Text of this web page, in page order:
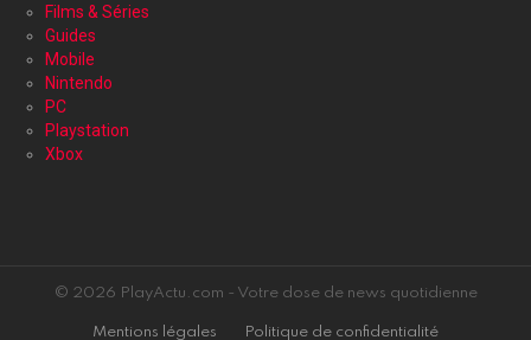
Films & Séries
Guides
Mobile
Nintendo
PC
Playstation
Xbox
© 2026 PlayActu.com - Votre dose de news quotidienne
Mentions légales Politique de confidentialité